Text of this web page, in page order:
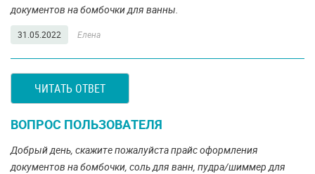
документов на бомбочки для ванны.
31.05.2022 Елена
ЧИТАТЬ ОТВЕТ
ВОПРОС ПОЛЬЗОВАТЕЛЯ
Добрый день, скажите пожалуйста прайс оформления
документов на бомбочки, соль для ванн, пудра/шиммер для